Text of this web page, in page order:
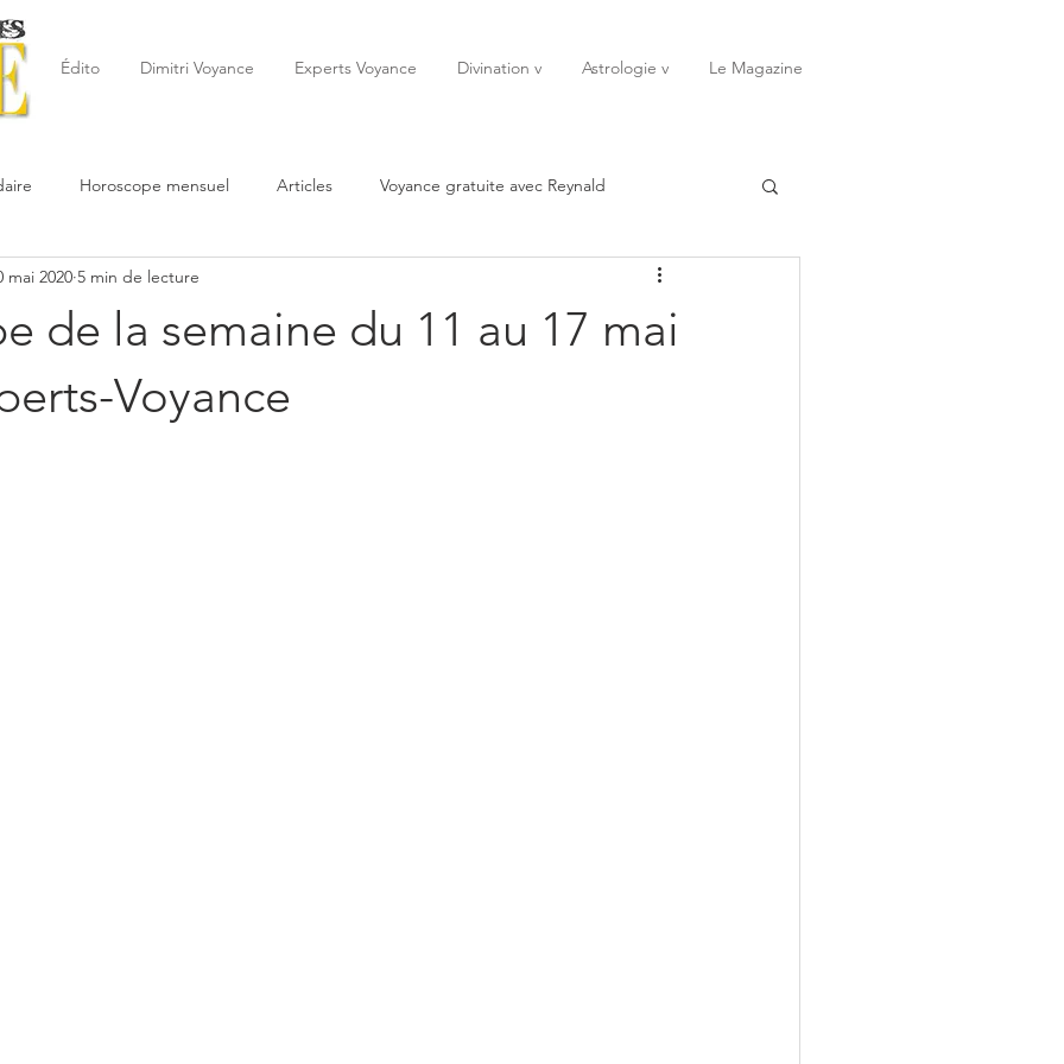
Édito Dimitri Voyance Experts Voyance Divination v Astrologie v Le Magazine
Horoscope mensuel Articles Voyance gratuite avec Reynald
de la semaine Astrologie
de la semaine du 11 au 17 mai
Voyance
mai 2020 5 min de lecture